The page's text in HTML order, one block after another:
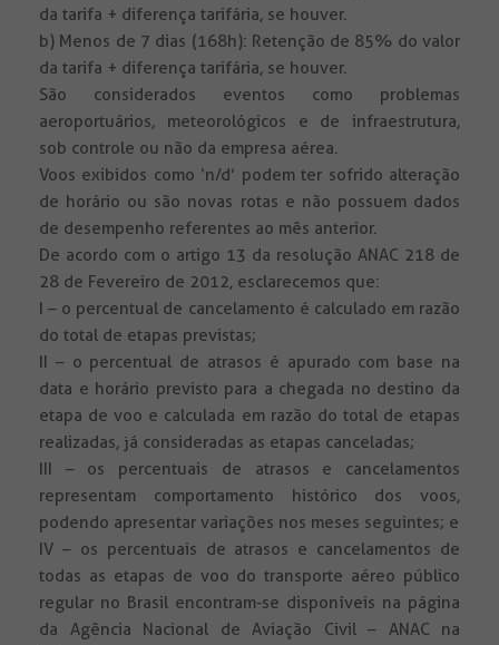
da tarifa + diferença tarifária, se houver.
b) Menos de 7 dias (168h): Retenção de 85% do valor
da tarifa + diferença tarifária, se houver.
São considerados eventos como problemas
aeroportuários, meteorológicos e de infraestrutura,
sob controle ou não da empresa aérea.
Voos exibidos como ‘n/d’ podem ter sofrido alteração
de horário ou são novas rotas e não possuem dados
de desempenho referentes ao mês anterior.
De acordo com o artigo 13 da resolução ANAC 218 de
28 de Fevereiro de 2012, esclarecemos que:
I – o percentual de cancelamento é calculado em razão
do total de etapas previstas;
II – o percentual de atrasos é apurado com base na
data e horário previsto para a chegada no destino da
etapa de voo e calculada em razão do total de etapas
realizadas, já consideradas as etapas canceladas;
III – os percentuais de atrasos e cancelamentos
representam comportamento histórico dos voos,
podendo apresentar variações nos meses seguintes; e
IV – os percentuais de atrasos e cancelamentos de
todas as etapas de voo do transporte aéreo público
regular no Brasil encontram-se disponíveis na página
da Agência Nacional de Aviação Civil – ANAC na